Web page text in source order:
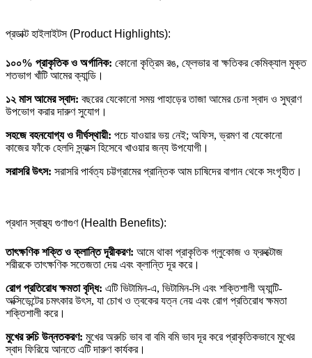
প্রডাক্ট হাইলাইটস (Product Highlights):
১০০% প্রাকৃতিক ও অর্গানিক: কোনো কৃত্রিম রঙ, ফ্লেভার বা ক্ষতিকর কেমিক্যাল মুক্ত
শতভাগ খাঁটি আমের ক্যান্ডি।
১২ মাস আমের স্বাদ: বছরের যেকোনো সময় পাহাড়ের তাজা আমের চেনা স্বাদ ও সুঘ্রাণ
উপভোগ করার দারুণ সুযোগ।
সহজে বহনযোগ্য ও দীর্ঘস্থায়ী: পচে যাওয়ার ভয় নেই; অফিস, ভ্রমণ বা যেকোনো
কাজের ফাঁকে হেলদি স্ন্যাক্স হিসেবে খাওয়ার জন্য উপযোগী।
সরাসরি উৎস: সরাসরি পার্বত্য চট্টগ্রামের প্রান্তিক আম চাষিদের বাগান থেকে সংগৃহীত।
প্রধান স্বাস্থ্য গুণাগুণ (Health Benefits):
তাৎক্ষণিক শক্তি ও ক্লান্তি দূরীকরণ: আমে থাকা প্রাকৃতিক গ্লুকোজ ও ফ্রুক্টোজ
শরীরকে তাৎক্ষণিক সতেজতা দেয় এবং ক্লান্তি দূর করে।
রোগ প্রতিরোধ ক্ষমতা বৃদ্ধি: এটি ভিটামিন-এ, ভিটামিন-সি এবং শক্তিশালী অ্যান্টি-
অক্সিডেন্টের চমৎকার উৎস, যা চোখ ও ত্বকের যত্ন নেয় এবং রোগ প্রতিরোধ ক্ষমতা
শক্তিশালী করে।
মুখের রুচি উন্নতকরণ: মুখের অরুচি ভাব বা বমি বমি ভাব দূর করে প্রাকৃতিকভাবে মুখের
স্বাদ ফিরিয়ে আনতে এটি দারুণ কার্যকর।